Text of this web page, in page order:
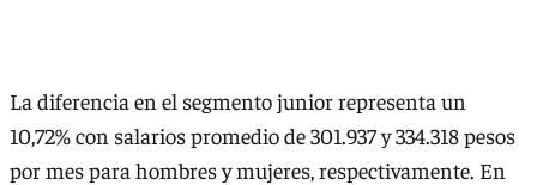
La diferencia en el segmento junior representa un
10,72% con salarios promedio de 301.937 y 334.318 pesos
por mes para hombres y mujeres, respectivamente. En